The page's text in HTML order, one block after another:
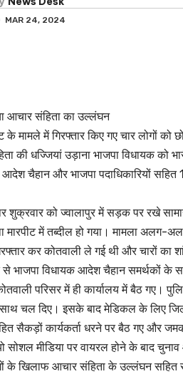
MAR 24, 2024
आचार संहिता का उल्लंघन
के मामले में गिरफ्तार किए गए चार लोगों
की धज्जियां उड़ाना भाजपा विधायक को
आदेश चैहान और भाजपा पदाधिकारियों
शुक्रवार को ज्वालापुर में सड़क पर रखे
मारपीट में तब्दील हो गया। मामला
कर कोतवाली ले गई थी और चारों का
से भाजपा विधायक आदेश चैहान समर्थकों के
परिसर में ही कार्यालय में बैठ गए।
चल दिए। इसके बाद मेडिकल के लिए
सैकड़ों कार्यकर्ता धरने पर बैठ गए और
सोशल मीडिया पर वायरल होने के बाद
के खिलाफ आचार संहिता के उल्लंघन सहित